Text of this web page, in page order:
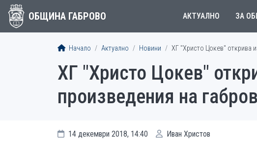
ОБЩИНА ГАБРОВО АКТУАЛНО ЗА
Начало Актуално Новини ХГ "Христо Цокев" открива
ХГ "Христо Цокев"
произведения на
14 декември 2018, 14:40 Иван Христов